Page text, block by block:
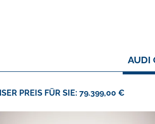
AUDI
PREIS FÜR SIE: 79.399,00 €